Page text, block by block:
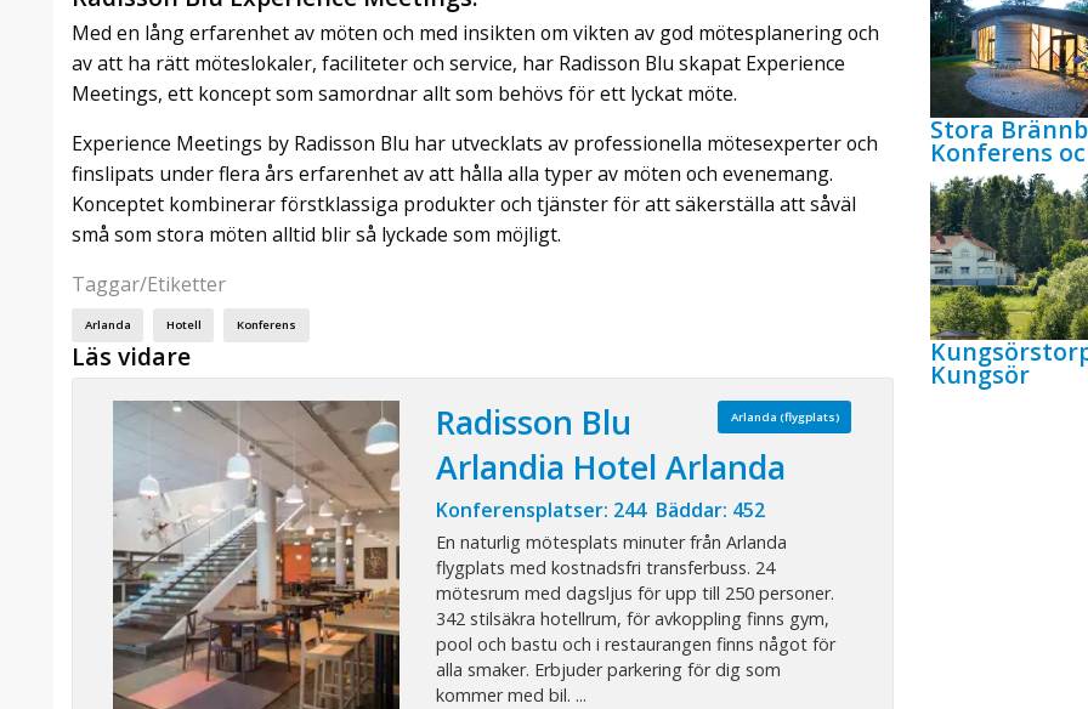
Med en lång erfarenhet av möten och med insikten om vikten av god mötesplanering och
av att ha rätt möteslokaler, faciliteter och service, har Radisson Blu skapat Experience
Meetings, ett koncept som samordnar allt som behövs för ett lyckat möte.
Experience Meetings by Radisson Blu har utvecklats av professionella mötesexperter och
finslipats under flera års erfarenhet av att hålla alla typer av möten och evenemang.
Konceptet kombinerar förstklassiga produkter och tjänster för att säkerställa att såväl
små som stora möten alltid blir så lyckade som möjligt.
Taggar/Etiketter
Arlanda Hotell Konferens
Läs vidare
Arlanda (flygplats)
Radisson Blu
Arlandia Hotel Arlanda
Konferensplatser: 244 Bäddar: 452
En naturlig mötesplats minuter från Arlanda
flygplats med kostnadsfri transferbuss. 24
mötesrum med dagsljus för upp till 250 personer.
342 stilsäkra hotellrum, för avkoppling finns gym,
pool och bastu och i restaurangen finns något för
alla smaker. Erbjuder parkering för dig som
kommer med bil. ...
Stora
Konferens
Kungsör